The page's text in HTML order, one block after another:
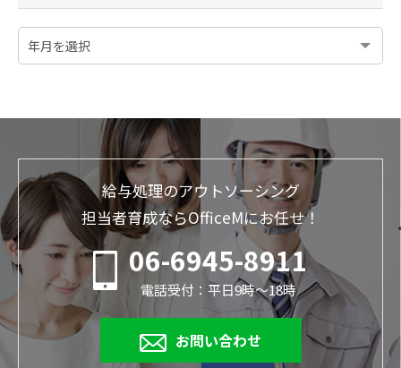
給与処理のアウトソーシング
担当者育成ならOfficeMにお任せ！
06-6945-8911
電話受付：平日9時～18時
お問い合わせ